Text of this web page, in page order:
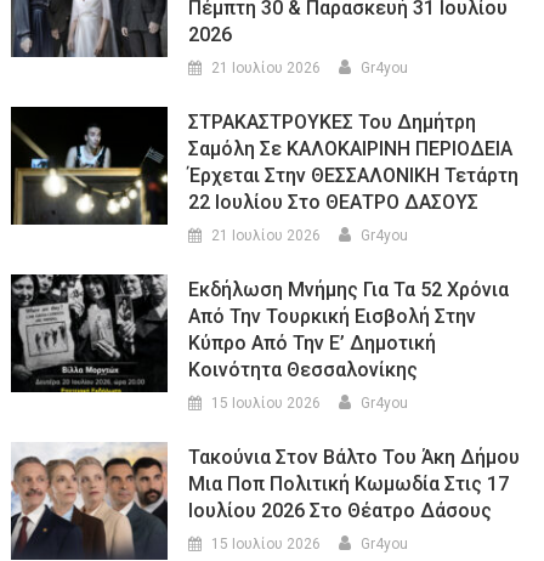
Πέμπτη 30 & Παρασκευή 31 Ιουλίου
2026
21 Ιουλίου 2026 Gr4you
ΣΤΡΑΚΑΣΤΡΟΥΚΕΣ Του Δημήτρη
Σαμόλη Σε ΚΑΛΟΚΑΙΡΙΝΗ ΠΕΡΙΟΔΕΙΑ
Έρχεται Στην ΘΕΣΣΑΛΟΝΙΚΗ Τετάρτη
22 Ιουλίου Στο ΘΕΑΤΡΟ ΔΑΣΟΥΣ
21 Ιουλίου 2026 Gr4you
Εκδήλωση Μνήμης Για Τα 52 Χρόνια
Από Την Τουρκική Εισβολή Στην
Κύπρο Από Την Ε’ Δημοτική
Κοινότητα Θεσσαλονίκης
15 Ιουλίου 2026 Gr4you
Τακούνια Στον Βάλτο Του Άκη Δήμου
Μια Ποπ Πολιτική Κωμωδία Στις 17
Ιουλίου 2026 Στο Θέατρο Δάσους
15 Ιουλίου 2026 Gr4you